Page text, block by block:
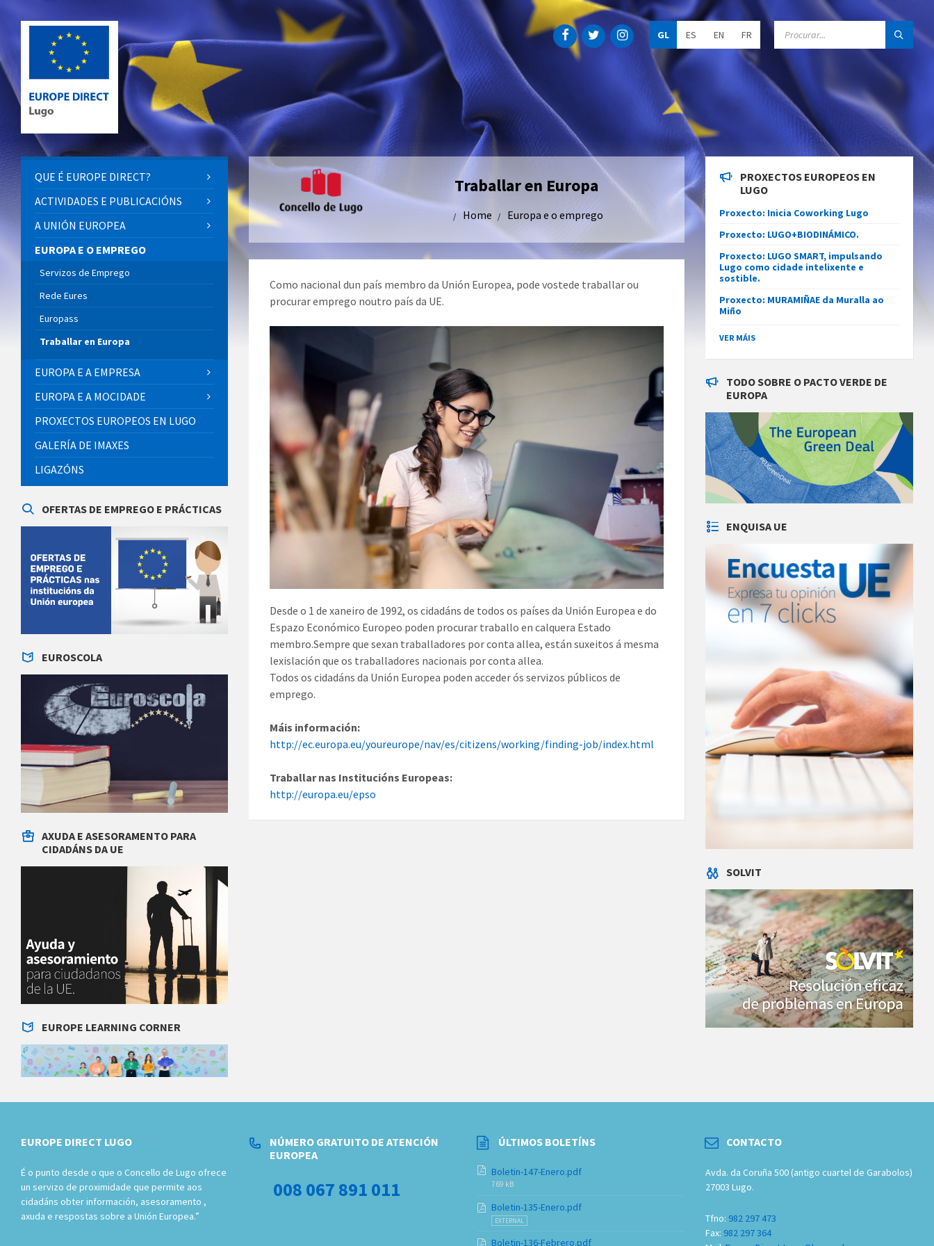
o
o
a
u
g
GL ES EN FR
Traballar en Europa
Home Europa e o emprego
Como nacional dun país membro da Unión Europea, pode vostede traballar ou
procurar emprego noutro país da UE.
Desde o 1 de xaneiro de 1992, os cidadáns de todos os países da Unión Europea e do
Espazo Económico Europeo poden procurar traballo en calquera Estado
membro.Sempre que sexan traballadores por conta allea, están suxeitos á mesma
lexislación que os traballadores nacionais por conta allea.
Todos os cidadáns da Unión Europea poden acceder ós servizos públicos de
emprego.
Máis información:
http://ec.europa.eu/youreurope/nav/es/citizens/working/finding-job/index.html
Traballar nas Institucións Europeas:
http://europa.eu/epso
QUE É EUROPE DIRECT?
ACTIVIDADES E PUBLICACIÓNS
A UNIÓN EUROPEA
EUROPA E O EMPREGO
Servizos de Emprego
Rede Eures
Europass
Traballar en Europa
EUROPA E A EMPRESA
EUROPA E A MOCIDADE
PROXECTOS EUROPEOS EN LUGO
GALERÍA DE IMAXES
LIGAZÓNS
OFERTAS DE EMPREGO E PRÁCTICAS
EUROSCOLA
AXUDA E ASESORAMENTO PARA
CIDADÁNS DA UE
EUROPE LEARNING CORNER
PROXECTOS EUROPEOS EN
LUGO
Proxecto: Inicia Coworking Lugo
Proxecto: LUGO+BIODINÁMICO.
Proxecto: LUGO SMART, impulsando
Lugo como cidade intelixente e
sostible.
Proxecto: MURAMIÑAE da Muralla ao
Miño
VER MÁIS
TODO SOBRE O PACTO VERDE DE
EUROPA
ENQUISA UE
SOLVIT
EUROPE DIRECT LUGO
É o punto desde o que o Concello de Lugo ofrece
un servizo de proximidade que permite aos
cidadáns obter información, asesoramento ,
axuda e respostas sobre a Unión Europea.”
NÚMERO GRATUITO DE ATENCIÓN
EUROPEA
008 067 891 011
ÚLTIMOS BOLETÍNS
Boletin-147-Enero.pdf
769 kB
Boletin-135-Enero.pdf
EXTERNAL
Boletin-136-Febrero.pdf
CONTACTO
Avda. da Coruña 500 (antigo cuartel de Garabolos)
27003 Lugo.
Tfno: 982 297 473
Fax: 982 297 364